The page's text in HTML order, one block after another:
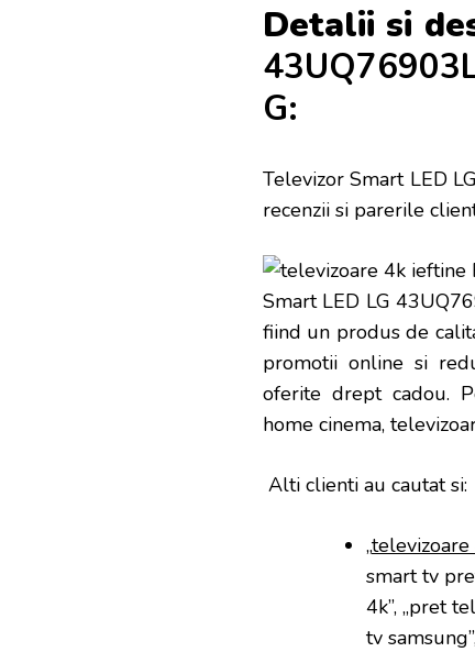
Detalii si
G:
Televizor Smart LED
recenzii si parerile
Smart LED LG
fiind un produs de
promotii online si
oferite drept cadou.
home cinema,
Alti clienti au cautat si:
„televizoare
smart tv
4k”, „pret
tv